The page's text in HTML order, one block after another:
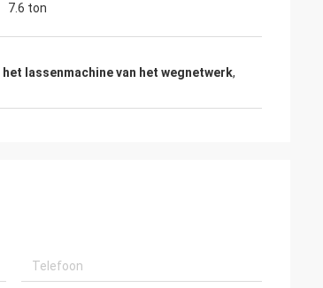
7.6 ton
het lassenmachine van het wegnetwerk,